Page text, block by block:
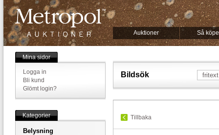
Auktioner Så
Mina sidor
Logga in
Bli kund
Glömt login?
Kategorier
Belysning
Bildsök
Tillbaka